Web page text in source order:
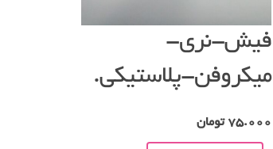
فیش-نری-
میکروفن-پلاستیکی.
75.000 تومان